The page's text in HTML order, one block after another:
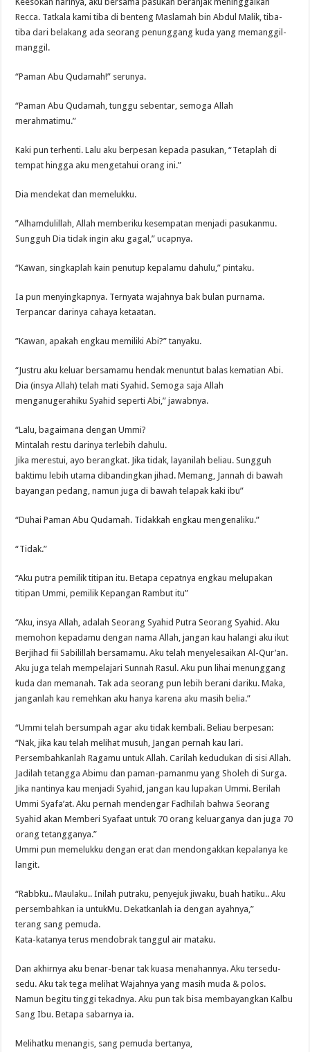
Recca. Tatkala kami tiba di benteng Maslamah bin Abdul Malik, tiba-
tiba dari belakang ada seorang penunggang kuda yang memanggil-
manggil.
“Paman Abu Qudamah!” serunya.
“Paman Abu Qudamah, tunggu sebentar, semoga Allah
merahmatimu.”
Kaki pun terhenti. Lalu aku berpesan kepada pasukan, “Tetaplah di
tempat hingga aku mengetahui orang ini.”
Dia mendekat dan memelukku.
”Alhamdulillah, Allah memberiku kesempatan menjadi pasukanmu.
Sungguh Dia tidak ingin aku gagal,” ucapnya.
“Kawan, singkaplah kain penutup kepalamu dahulu,” pintaku.
Ia pun menyingkapnya. Ternyata wajahnya bak bulan purnama.
Terpancar darinya cahaya ketaatan.
”Kawan, apakah engkau memiliki Abi?” tanyaku.
“Justru aku keluar bersamamu hendak menuntut balas kematian Abi.
Dia (insya Allah) telah mati Syahid. Semoga saja Allah
menganugerahiku Syahid seperti Abi,” jawabnya.
“Lalu, bagaimana dengan Ummi?
Mintalah restu darinya terlebih dahulu.
Jika merestui, ayo berangkat. Jika tidak, layanilah beliau. Sungguh
baktimu lebih utama dibandingkan jihad. Memang, Jannah di bawah
bayangan pedang, namun juga di bawah telapak kaki ibu”
“Duhai Paman Abu Qudamah. Tidakkah engkau mengenaliku.”
“Tidak.”
“Aku putra pemilik titipan itu. Betapa cepatnya engkau melupakan
titipan Ummi, pemilik Kepangan Rambut itu”
“Aku, insya Allah, adalah Seorang Syahid Putra Seorang Syahid. Aku
memohon kepadamu dengan nama Allah, jangan kau halangi aku ikut
Berjihad fii Sabilillah bersamamu. Aku telah menyelesaikan Al-Qur’an.
Aku juga telah mempelajari Sunnah Rasul. Aku pun lihai menunggang
kuda dan memanah. Tak ada seorang pun lebih berani dariku. Maka,
janganlah kau remehkan aku hanya karena aku masih belia.”
“Ummi telah bersumpah agar aku tidak kembali. Beliau berpesan:
“Nak, jika kau telah melihat musuh, Jangan pernah kau lari.
Persembahkanlah Ragamu untuk Allah. Carilah kedudukan di sisi Allah.
Jadilah tetangga Abimu dan paman-pamanmu yang Sholeh di Surga.
Jika nantinya kau menjadi Syahid, jangan kau lupakan Ummi. Berilah
Ummi Syafa’at. Aku pernah mendengar Fadhilah bahwa Seorang
Syahid akan Memberi Syafaat untuk 70 orang keluarganya dan juga 70
orang tetangganya.”
Ummi pun memelukku dengan erat dan mendongakkan kepalanya ke
langit.
“Rabbku.. Maulaku.. Inilah putraku, penyejuk jiwaku, buah hatiku.. Aku
persembahkan ia untukMu. Dekatkanlah ia dengan ayahnya,”
terang sang pemuda.
Kata-katanya terus mendobrak tanggul air mataku.
Dan akhirnya aku benar-benar tak kuasa menahannya. Aku tersedu-
sedu. Aku tak tega melihat Wajahnya yang masih muda & polos.
Namun begitu tinggi tekadnya. Aku pun tak bisa membayangkan Kalbu
Sang Ibu. Betapa sabarnya ia.
Melihatku menangis, sang pemuda bertanya,